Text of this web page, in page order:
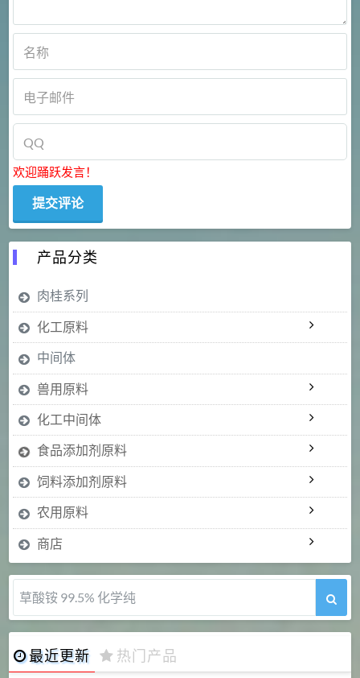
欢迎踊跃发言！
产品分类
肉桂系列
化工原料
中间体
兽用原料
化工中间体
食品添加剂原料
饲料添加剂原料
农用原料
商店
草酸铵 99.5% 化学纯
最近更新 热门产品